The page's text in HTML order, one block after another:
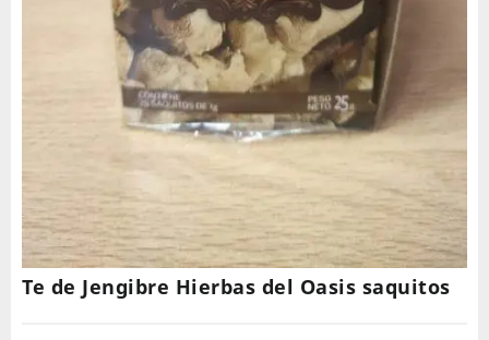
Te de Jengibre Hierbas del Oasis saquitos